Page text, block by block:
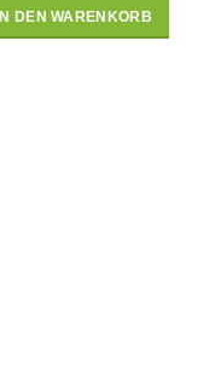
IN DEN WARENKORB